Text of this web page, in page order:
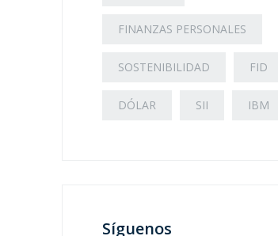
FINANZAS PERSONALES
SOSTENIBILIDAD FID
DÓLAR SII IBM
Síguenos